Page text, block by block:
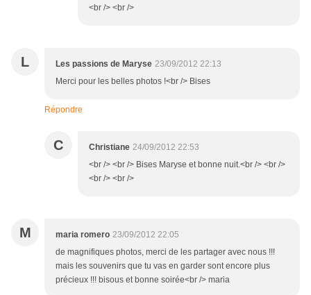
<br /> <br />
L Les passions de Maryse 23/09/2012 22:13
Merci pour les belles photos !<br /> Bises
Répondre
C Christiane 24/09/2012 22:53
<br /> <br /> Bises Maryse et bonne nuit.<br /> <br />
<br /> <br />
M maria romero 23/09/2012 22:05
de magnifiques photos, merci de les partager avec nous !!!
mais les souvenirs que tu vas en garder sont encore plus
précieux !!! bisous et bonne soirée<br /> maria